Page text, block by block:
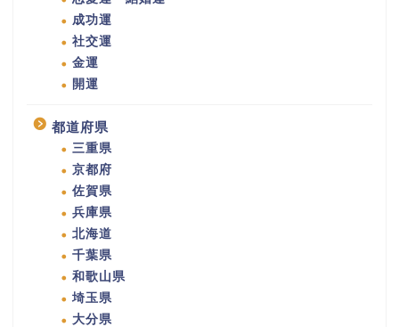
成功運
社交運
金運
開運
都道府県
三重県
京都府
佐賀県
兵庫県
北海道
千葉県
和歌山県
埼玉県
大分県